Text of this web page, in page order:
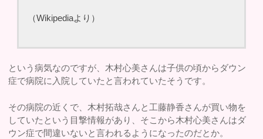
（Wikipediaより）
という病気なのですが、木村心美さんは子供の頃からダウン
症で病院に入院していたと言われていたそうです。
その病院の近くで、木村拓哉さんと工藤静香さんが買い物を
していたという目撃情報があり、そこから木村心美さんはダ
ウン症で間違いないと言われるようになったのだとか。